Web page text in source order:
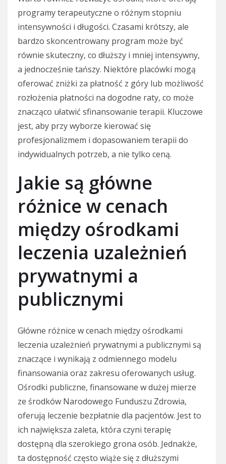
programy terapeutyczne o różnym stopniu
intensywności i długości. Czasami krótszy, ale
bardzo skoncentrowany program może być
równie skuteczny, co dłuższy i mniej intensywny,
a jednocześnie tańszy. Niektóre placówki mogą
oferować zniżki za płatność z góry lub możliwość
rozłożenia płatności na dogodne raty, co może
znacząco ułatwić sfinansowanie terapii. Kluczowe
jest, aby przy wyborze kierować się
profesjonalizmem i dopasowaniem terapii do
indywidualnych potrzeb, a nie tylko ceną.
Jakie są główne
różnice w cenach
między ośrodkami
leczenia uzależnień
prywatnymi a
publicznymi
Główne różnice w cenach między ośrodkami
leczenia uzależnień prywatnymi a publicznymi są
znaczące i wynikają z odmiennego modelu
finansowania oraz zakresu oferowanych usług.
Ośrodki publiczne, finansowane w dużej mierze
ze środków Narodowego Funduszu Zdrowia,
oferują leczenie bezpłatnie dla pacjentów. Jest to
ich największa zaleta, która czyni terapię
dostępną dla szerokiego grona osób. Jednakże,
ta dostępność często wiąże się z dłuższymi